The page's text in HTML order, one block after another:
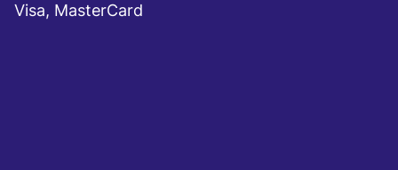
Visa, MasterCard